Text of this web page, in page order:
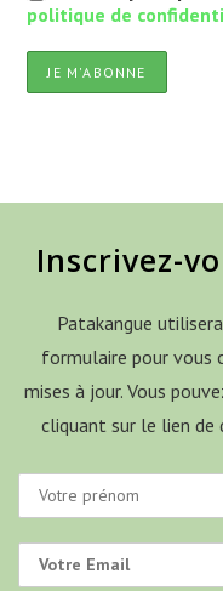
politique de
Inscrivez-
Patakangue
formulaire pour vous
mises à jour. Vous
cliquant sur le lien de